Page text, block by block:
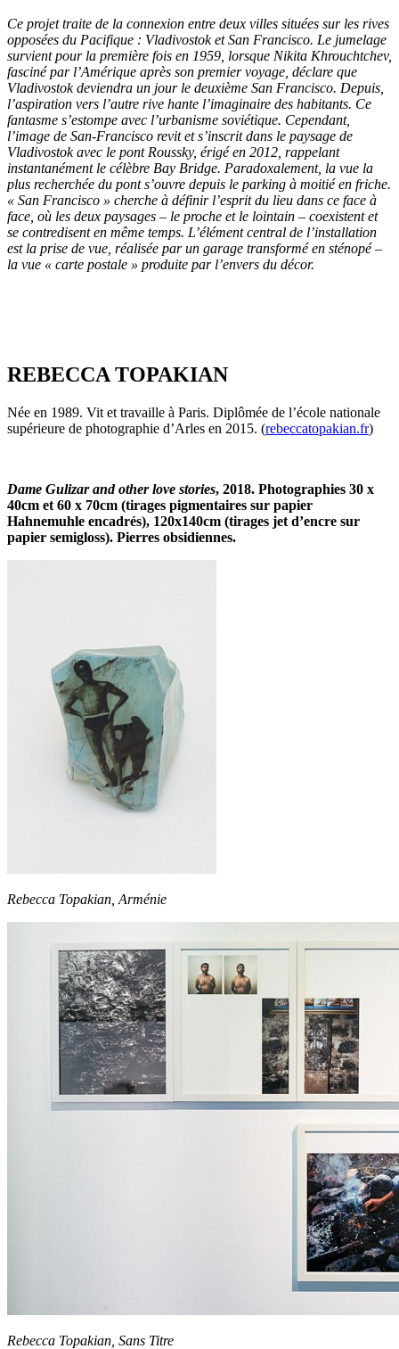
Ce projet traite de la connexion entre deux villes situées sur les rives
opposées du Pacifique : Vladivostok et San Francisco. Le jumelage
survient pour la première fois en 1959, lorsque Nikita Khrouchtchev,
fasciné par l’Amérique après son premier voyage, déclare que
Vladivostok deviendra un jour le deuxième San Francisco. Depuis,
l’aspiration vers l’autre rive hante l’imaginaire des habitants. Ce
fantasme s’estompe avec l’urbanisme soviétique. Cependant,
l’image de San-Francisco revit et s’inscrit dans le paysage de
Vladivostok avec le pont Roussky, érigé en 2012, rappelant
instantanément le célèbre Bay Bridge. Paradoxalement, la vue la
plus recherchée du pont s’ouvre depuis le parking à moitié en friche.
« San Francisco » cherche à définir l’esprit du lieu dans ce face à
face, où les deux paysages – le proche et le lointain – coexistent et
se contredisent en même temps. L’élément central de l’installation
est la prise de vue, réalisée par un garage transformé en sténopé –
la vue « carte postale » produite par l’envers du décor.
REBECCA TOPAKIAN
Née en 1989. Vit et travaille à Paris. Diplômée de l’école nationale
supérieure de photographie d’Arles en 2015. (rebeccatopakian.fr)
Dame Gulizar and other love stories, 2018. Photographies 30 x
40cm et 60 x 70cm (tirages pigmentaires sur papier
Hahnemuhle encadrés), 120x140cm (tirages jet d’encre sur
papier semigloss). Pierres obsidiennes.
Rebecca Topakian, Arménie
Rebecca Topakian, Sans Titre